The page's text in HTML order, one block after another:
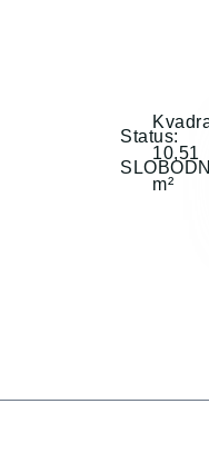
Status:
10,51
m²